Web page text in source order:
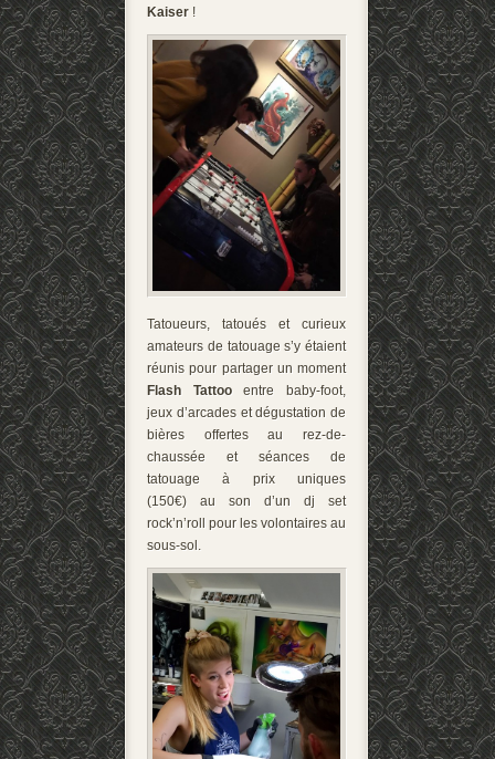
Kaiser !
Tatoueurs, tatoués et curieux
amateurs de tatouage s’y étaient
réunis pour partager un moment
Flash Tattooentre baby-foot,
jeux d’arcades et dégustation de
bières offertes au rez-de-
chaussée et séances de
tatouage à prix uniques
(150€) au son d’un dj set
rock’n’roll pour les volontaires au
sous-sol.